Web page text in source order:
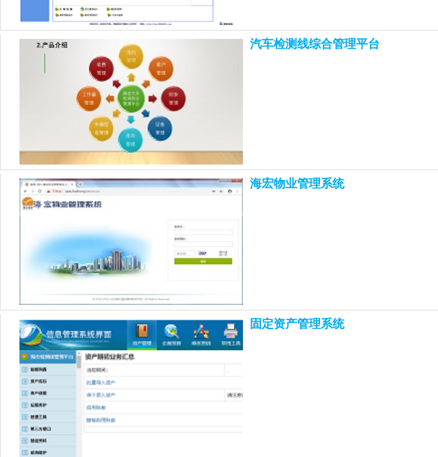
汽车检测线综合管理平台
海宏物业管理系统
固定资产管理系统